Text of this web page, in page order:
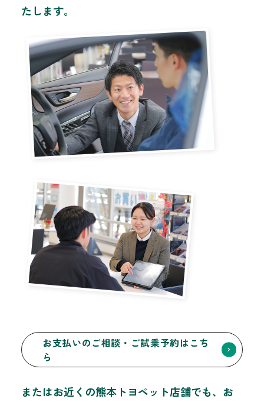
たします。
お支払いのご相談・ご試乗予約はこち
ら
またはお近くの熊本トヨペット店舗でも、お